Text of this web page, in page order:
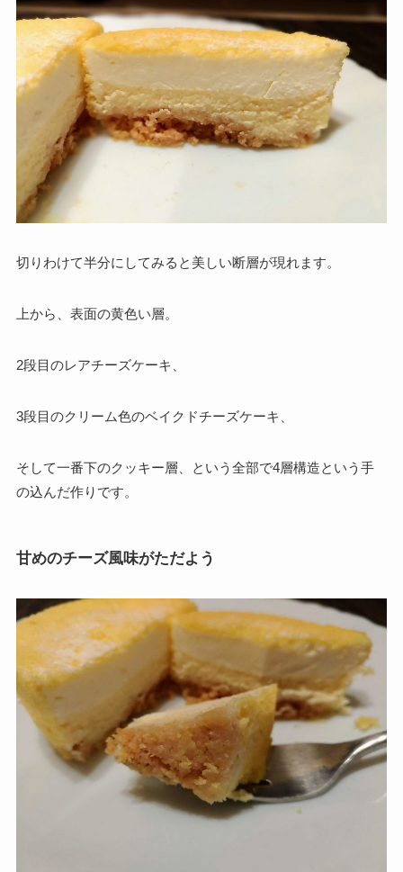
切りわけて半分にしてみると美しい断層が現れます。
上から、表面の黄色い層。
2段目のレアチーズケーキ、
3段目のクリーム色のベイクドチーズケーキ、
そして一番下のクッキー層、という全部で4層構造という手
の込んだ作りです。
甘めのチーズ風味がただよう